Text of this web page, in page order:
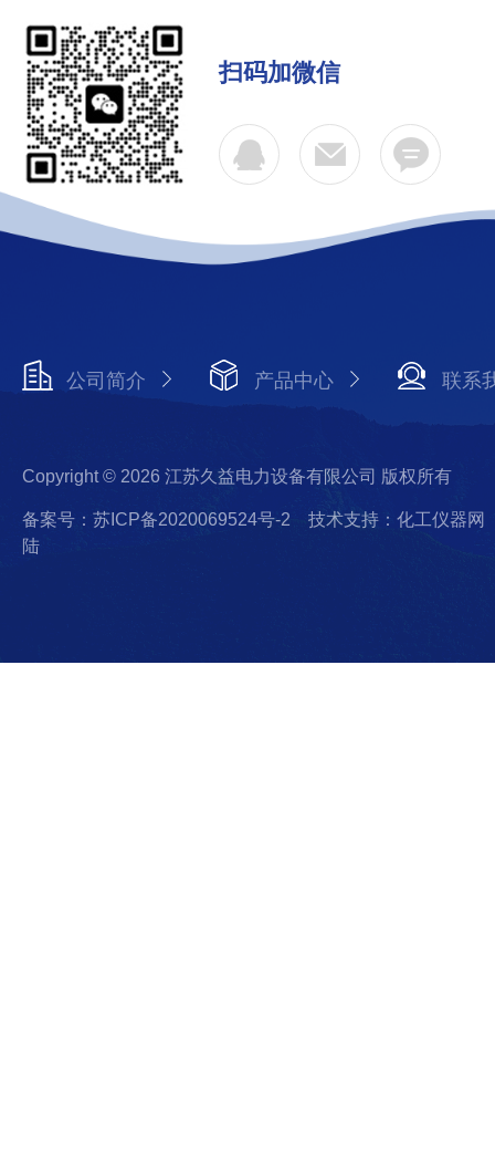
扫码加微信
公司简介 产品中心 联系
Copyright © 2026 江苏久益电力设备有限公司 版权所有
备案号：苏ICP备2020069524号-2
技术支持：化工仪器网
陆